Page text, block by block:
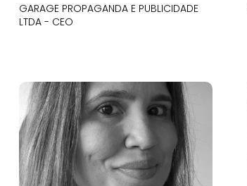
GARAGE PROPAGANDA E PUBLICIDADE
LTDA - CEO